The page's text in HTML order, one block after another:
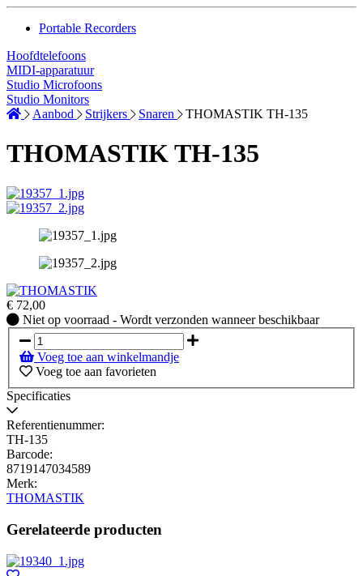
Portable Recorders
Hoofdtelefoons
MIDI-apparatuur
Studio Microfoons
Studio Monitors
Aanbod
Strijkers Snaren THOMASTIK TH-135
THOMASTIK TH-135
€ 72,00
Niet
op
voorraad
-
Wordt
verzonden
beschikbaar
Niet op voorraad - Wordt verzonden wanneer beschikbaar
Voeg toe aan winkelmandje
Voeg toe aan favorieten
Specificaties
Referentienummer:
TH-135
Barcode:
8719147034589
Merk:
THOMASTIK
Gerelateerde producten